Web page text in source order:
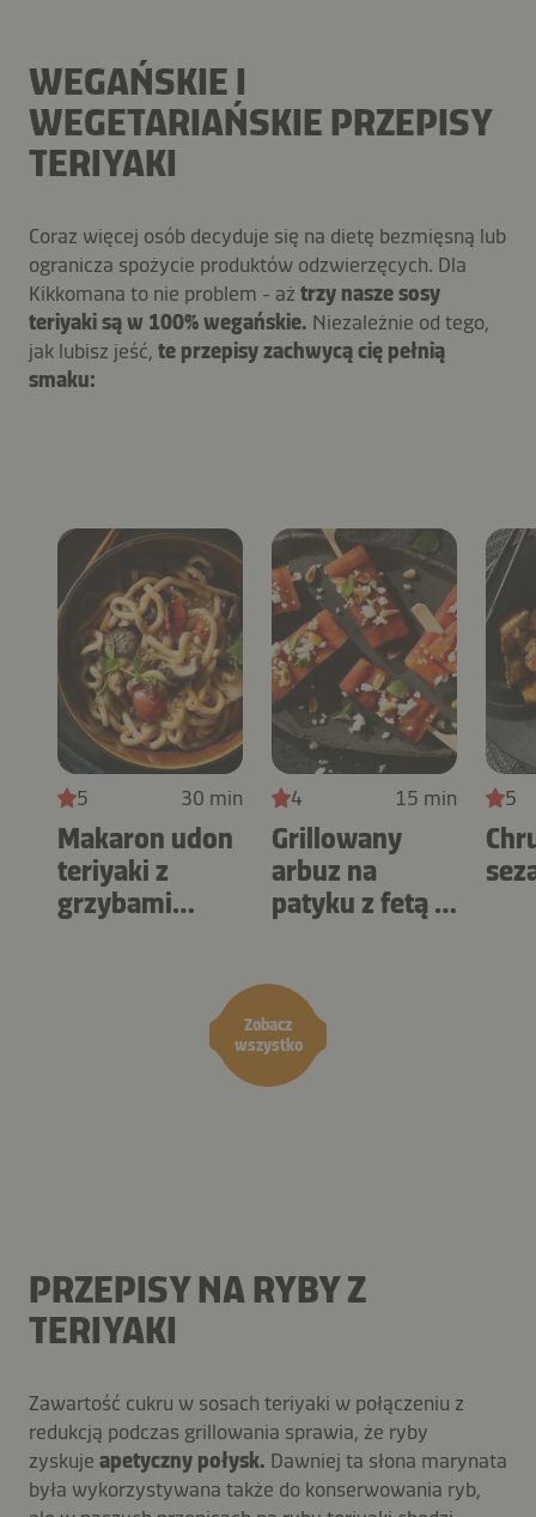
WEGAŃSKIE I
WEGETARIAŃSKIE PRZEPISY
TERIYAKI
Coraz więcej osób decyduje się na dietę bezmięsną lub
ogranicza spożycie produktów odzwierzęcych. Dla
Kikkomana to nie problem - aż trzy nasze sosy
teriyaki są w 100% wegańskie. Niezależnie od tego,
jak lubisz jeść, te przepisy zachwycą cię pełnią
smaku:
Zobacz
wszystko
5 30 min
Makaron udon
teriyaki z
grzybami
4 15 min
Grillowany
arbuz na
patyku z fetą i
5
PRZEPISY NA RYBY Z
TERIYAKI
Zawartość cukru w sosach teriyaki w połączeniu z
redukcją podczas grillowania sprawia, że ryby
zyskuje apetyczny połysk. Dawniej ta słona marynata
była wykorzystywana także do konserwowania ryb,